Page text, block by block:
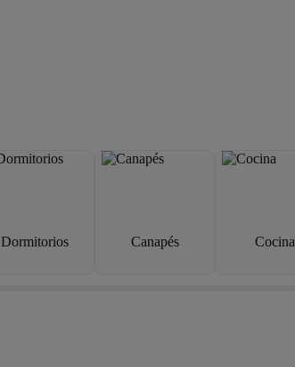
Dormitorios Canapés Cocina